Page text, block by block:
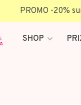
PROMO -20%
SHOP